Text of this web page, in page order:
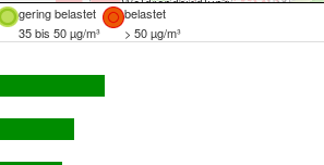
gering belastet
belastet
35 bis 50 µg/m³ > 50 µg/m³